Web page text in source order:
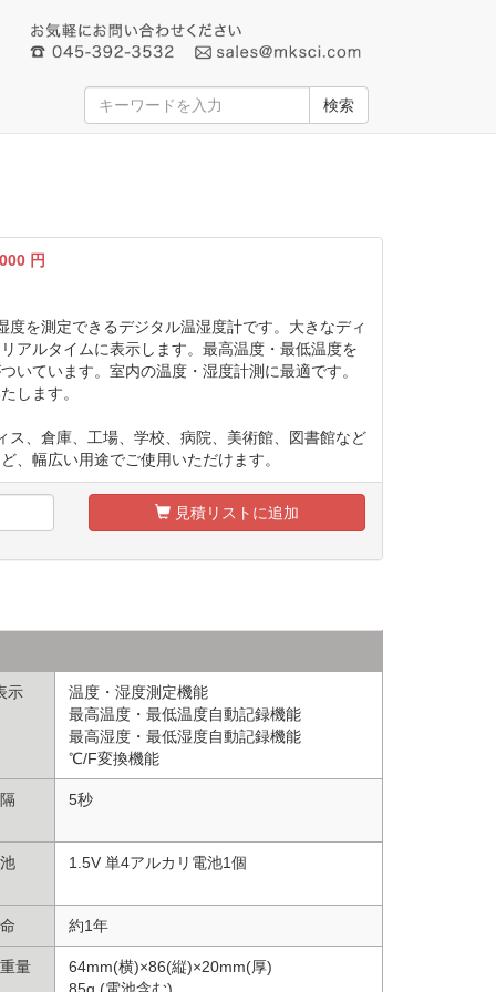
検索
円
度を測定できるデジタル温湿度計です。大きなディ
アルタイムに表示します。最高温度・最低温度を
いています。室内の温度・湿度計測に最適です。
します。
ス、倉庫、工場、学校、病院、美術館、図書館など
、幅広い用途でご使用いただけます。
見積リストに追加
示
温度・湿度測定機能
最高温度・最低温度自動記録機能
最高湿度・最低湿度自動記録機能
℃/F変換機能
5秒
1.5V 単4アルカリ電池1個
約1年
量
64mm(横)×86(縦)×20mm(厚)